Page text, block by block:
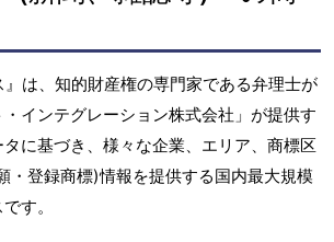
』は、知的財産権の専門家である弁理士が
インテグレーション株式会社」が提供す
に基づき、様々な企業、エリア、商標区
・登録商標)情報を提供する国内最大規模
す。